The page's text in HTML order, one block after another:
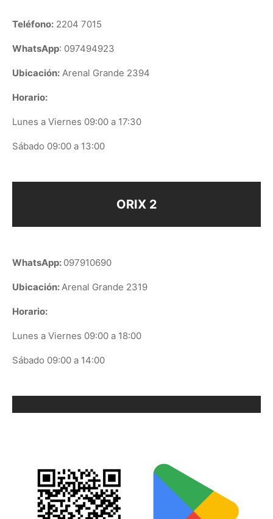
Teléfono: 2204 7015
WhatsApp: 097494923
Ubicación: Arenal Grande 2394
Horario:
Lunes a Viernes 09:00 a 17:30
Sábado 09:00 a 13:00
ORIX 2
WhatsApp: 097910690
Ubicación:Arenal Grande 2319
Horario:
Lunes a Viernes 09:00 a 18:00
Sábado 09:00 a 14:00